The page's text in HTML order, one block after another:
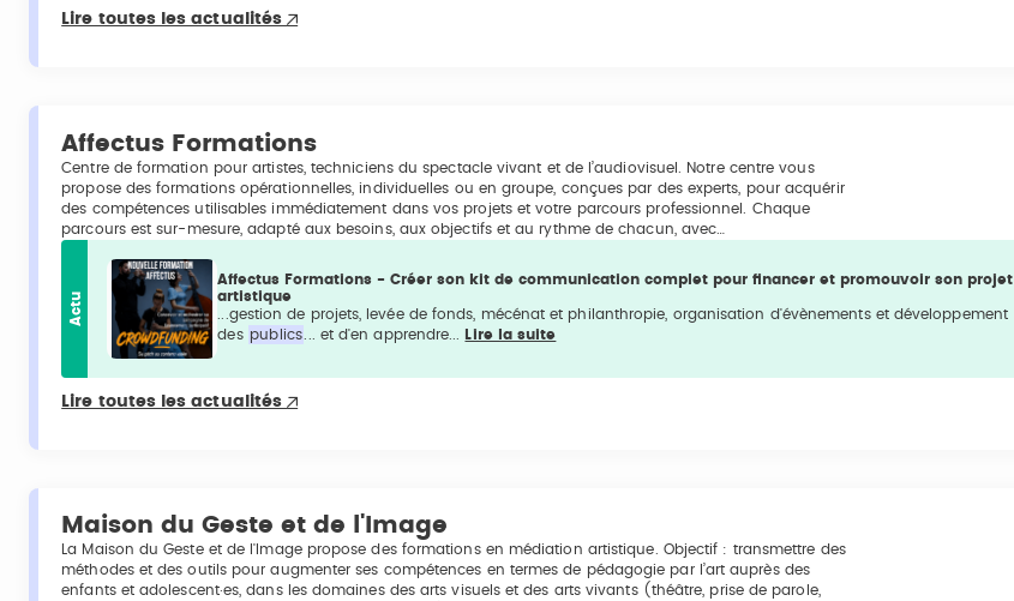
Lire toutes les actualités
Affectus Formations
Centre de formation pour artistes, techniciens du spectacle vivant et de l’audiovisuel. Notre centre vous
propose des formations opérationnelles, individuelles ou en groupe, conçues par des experts, pour acquérir
des compétences utilisables immédiatement dans vos projets et votre parcours professionnel. Chaque
parcours est sur-mesure, adapté aux besoins, aux objectifs et au rythme de chacun, avec…
Actu
Affectus Formations - Créer son kit de communication complet pour financer et promouvoir son projet
artistique
...gestion de projets, levée de fonds, mécénat et philanthropie, organisation d'évènements et développement
des publics ... et d'en apprendre... Lire la suite
Lire toutes les actualités
Maison du Geste et de l'Image
La Maison du Geste et de l'Image propose des formations en médiation artistique. Objectif : transmettre des
méthodes et des outils pour augmenter ses compétences en termes de pédagogie par l’art auprès des
enfants et adolescent·es, dans les domaines des arts visuels et des arts vivants (théâtre, prise de parole,